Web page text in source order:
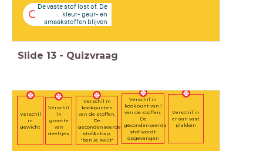
C
De vaste stof lost of. De
kleur- geur- en
smaakstoffen blijven
Slide 13 - Quizvraag
Verschil
in
gewicht
Verschil
in
grootte
van
deeltjes
Verschil in
kookpunten
van de stoffen.
De
gecondenseerde
stof&nbsp;
"ben je kwijt"
Verschil in
kookpunt van 1
van de stoffen.
De
gecondenseerde
stof wordt
opgevangen
Verschil in
er aan vast
plakken